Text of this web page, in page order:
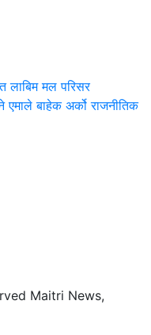
लाबिम मल परिसर
एमाले बाहेक अर्को राजनीतिक
Maitri News,